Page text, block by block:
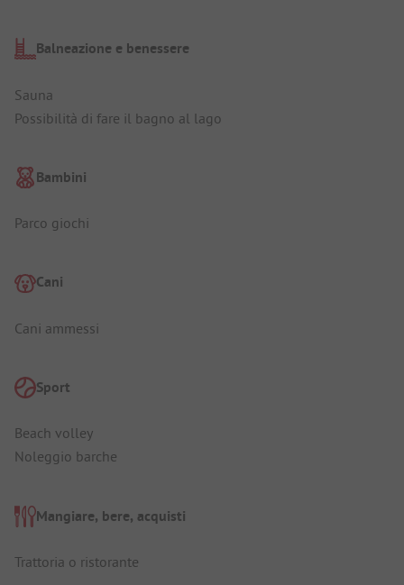
Balneazione e benessere
Sauna
Possibilità di fare il bagno al lago
Bambini
Parco giochi
Cani
Cani ammessi
Sport
Beach volley
Noleggio barche
Mangiare, bere, acquisti
Trattoria o ristorante